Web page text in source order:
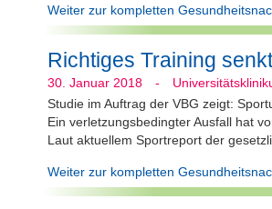
Weiter zur kompletten
Richtiges Training
30. Januar 2018 -
Studie im Auftrag der VBG zeigt:
Ein verletzungsbedingter Ausfall hat
Laut aktuellem Sportreport der
Weiter zur kompletten